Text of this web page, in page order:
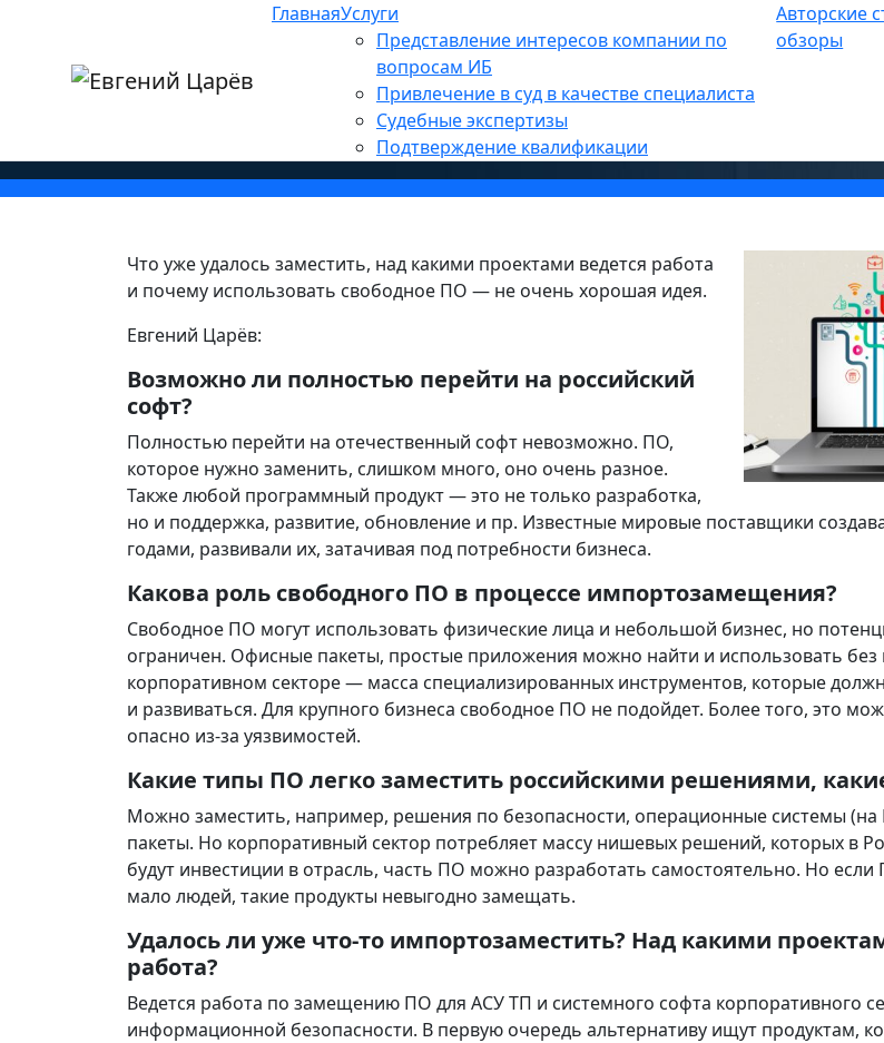
ГлавнаяУслуги
Представление интересов компании по
вопросам ИБ
Привлечение в суд в качестве специалиста
Судебные экспертизы
Подтверждение квалификации
Авторские
обзоры
Оффтоп»
За и против: можно ли импортозаместить
Что уже удалось заместить, над какими проектами ведется работа
и почему использовать свободное ПО — не очень хорошая идея.
Евгений Царёв:
Возможно ли полностью перейти на российский
софт?
Полностью перейти на отечественный софт невозможно. ПО,
которое нужно заменить, слишком много, оно очень разное.
Также любой программный продукт — это не только разработка,
но и поддержка, развитие, обновление и пр. Известные мировые поставщики
годами, развивали их, затачивая под потребности бизнеса.
Какова роль свободного ПО в процессе импортозамещения?
Свободное ПО могут использовать физические лица и небольшой бизнес, но
ограничен. Офисные пакеты, простые приложения можно найти и использовать
корпоративном секторе — масса специализированных инструментов, которые
и развиваться. Для крупного бизнеса свободное ПО не подойдет. Более того, это
опасно из-за уязвимостей.
Какие типы ПО легко заместить российскими решениями,
Можно заместить, например, решения по безопасности, операционные системы
пакеты. Но корпоративный сектор потребляет массу нишевых решений, которых в
будут инвестиции в отрасль, часть ПО можно разработать самостоятельно. Но если
мало людей, такие продукты невыгодно замещать.
Удалось ли уже что-то импортозаместить? Над какими
работа?
Ведется работа по замещению ПО для АСУ ТП и системного софта корпоративного
информационной безопасности. В первую очередь альтернативу ищут продуктам,